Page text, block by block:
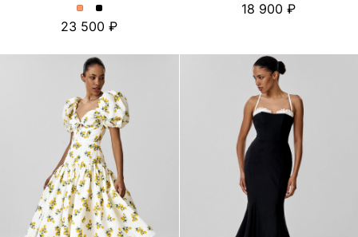
Платье
миди
отделкой
из
шитья
и
съёмными
бретелями.
Цвет
Персиковый
Платье
миди
отделкой
из
шитья
и
съёмными
бретелями.
Цвет
Черный
23 500
платье
принтом.
Цвет
пудровый
платье
принтом.
Цвет
Черный
18 900